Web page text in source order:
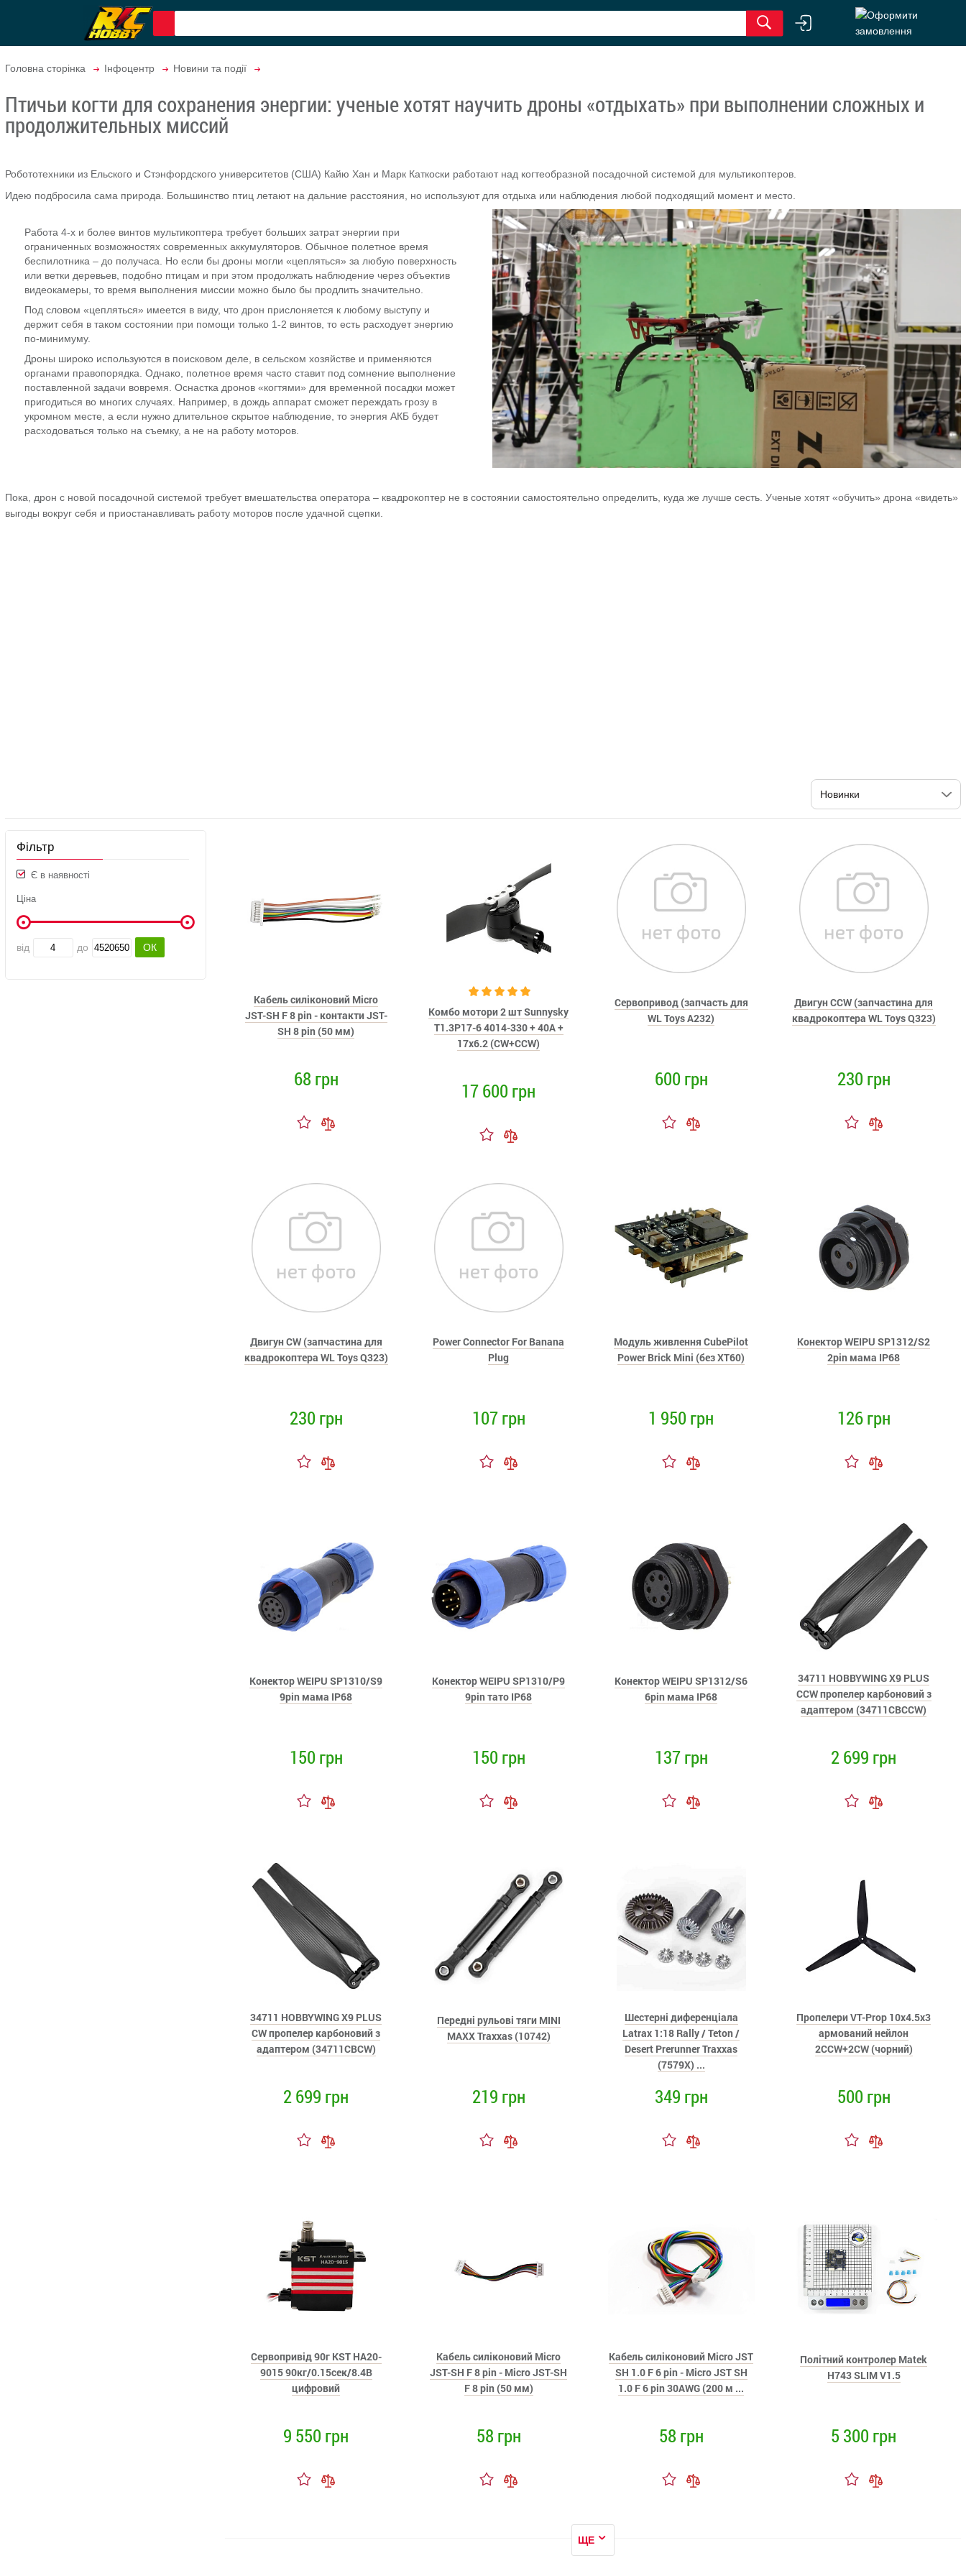
Головна сторінка Інфоцентр Новини та події
Птичьи когти для сохранения энергии: ученые хотят научить дроны «отдыхать» при выполнении сложных и
продолжительных миссий
Робототехники из Ельского и Стэнфордского университетов (США) Кайю Хан и Марк Каткоски работают над когтеобразной посадочной системой для мультикоптеров.
Идею подбросила сама природа. Большинство птиц летают на дальние расстояния, но используют для отдыха или наблюдения любой подходящий момент и место.
Работа 4-х и более винтов мультикоптера требует больших затрат энергии при
ограниченных возможностях современных аккумуляторов. Обычное полетное время
беспилотника – до получаса. Но если бы дроны могли «цепляться» за любую поверхность
или ветки деревьев, подобно птицам и при этом продолжать наблюдение через объектив
видеокамеры, то время выполнения миссии можно было бы продлить значительно.
Под словом «цепляться» имеется в виду, что дрон прислоняется к любому выступу и
держит себя в таком состоянии при помощи только 1-2 винтов, то есть расходует энергию
по-минимуму.
Дроны широко используются в поисковом деле, в сельском хозяйстве и применяются
органами правопорядка. Однако, полетное время часто ставит под сомнение выполнение
поставленной задачи вовремя. Оснастка дронов «когтями» для временной посадки может
пригодиться во многих случаях. Например, в дождь аппарат сможет переждать грозу в
укромном месте, а если нужно длительное скрытое наблюдение, то энергия АКБ будет
расходоваться только на съемку, а не на работу моторов.
Пока, дрон с новой посадочной системой требует вмешательства оператора – квадрокоптер не в состоянии самостоятельно определить, куда же лучше сесть. Ученые хотят «обучить» дрона «видеть»
выгоды вокруг себя и приостанавливать работу моторов после удачной сцепки.
Фільтр
Є в наявності
Ціна
від до
Кабель силіконовий Micro
JST-SH F 8 pin - контакти JST-
SH 8 pin (50 мм)
68 грн
Комбо мотори 2 шт Sunnysky
T1.3P17-6 4014-330 + 40A +
17x6.2 (CW+CCW)
17 600 грн
Сервопривод (запчасть для
WL Toys A232)
600 грн
Двигун CCW (запчастина для
квадрокоптера WL Toys Q323)
230 грн
Двигун CW (запчастина для
квадрокоптера WL Toys Q323)
230 грн
Power Connector For Banana
Plug
107 грн
Модуль живлення CubePilot
Power Brick Mini (без XT60)
1 950 грн
Конектор WEIPU SP1312/S2
2pin мама IP68
126 грн
Конектор WEIPU SP1310/S9
9pin мама IP68
150 грн
Конектор WEIPU SP1310/P9
9pin тато IP68
150 грн
Конектор WEIPU SP1312/S6
6pin мама IP68
137 грн
34711 HOBBYWING X9 PLUS
CСW пропелер карбоновий з
адаптером (34711CBCCW)
2 699 грн
34711 HOBBYWING X9 PLUS
CW пропелер карбоновий з
адаптером (34711CBCW)
2 699 грн
Передні рульові тяги MINI
MAXX Traxxas (10742)
219 грн
Шестерні диференціала
Latrax 1:18 Rally / Teton /
Desert Prerunner Traxxas
(7579X) ...
349 грн
Пропелери VT-Prop 10x4.5x3
армований нейлон
2CCW+2CW (чорний)
500 грн
Сервопривід 90г KST HA20-
9015 90кг/0.15сек/8.4В
цифровий
9 550 грн
Кабель силіконовий Micro
JST-SH F 8 pin - Micro JST-SH
F 8 pin (50 мм)
58 грн
Кабель силіконовий Micro JST
SH 1.0 F 6 pin - Micro JST SH
1.0 F 6 pin 30AWG (200 м ...
58 грн
Політний контролер Matek
H743 SLIM V1.5
5 300 грн
ЩЕ